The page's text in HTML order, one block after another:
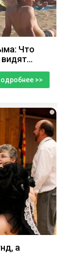
Что
>>
i
а